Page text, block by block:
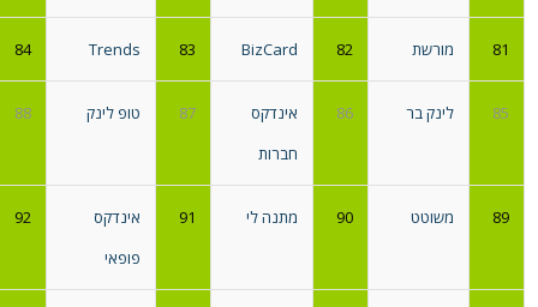
81 מורשת 82
BizCard
83
Trends
84
85 לינק בר 86
אינדקס
חברות
87 טופ לינק 88
89 משוטט 90 מתנה לי 91
אינדקס
פופאי
92